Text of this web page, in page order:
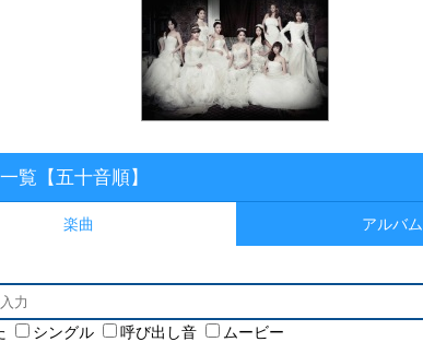
覧【五十音順】
楽曲 アルバム
シングル 呼び出し音 ムービー